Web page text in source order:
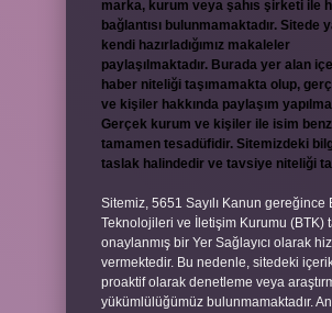
marka, kurum veya şahıs şirketi ile
bağlantısı bulunmamaktadır. Sitede
kendi hazırladığımız makaleler
paylaşılmaktadır. Burada yer alan
haber niteliği taşımamakta olup,
ve kişiler hakkında paylaşım
Gerçek kurum ve kişiler ile isim
tamamen tesadüfidir. Sitemizdeki
taslak halindedir ve tavsiye niteliği
Sitemiz, 5651 Sayılı Kanun gereğince
Teknolojileri ve İletişim Kurumu (BTK)
onaylanmış bir Yer Sağlayıcı olarak
vermektedir. Bu nedenle, sitedeki
proaktif olarak denetleme veya
yükümlülüğümüz bulunmamaktadır.